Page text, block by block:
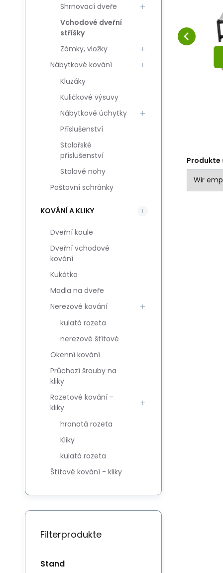
RABATT
150x80 cm
zadaszenie osłona
poliwęglan
MultiGarden
Favorit
Vergleichen Sie
DASZEK ŚCIENNY
OSŁANIAJĄCY WEJŚCIE
Dedykowany do montażu
nad drzwiami wejściowymi
Zabezpiecza wejśc
Produkte
Shrnovací dveře
Vchodové dveřní
stříšky
Zámky, vložky
Nábytkové kování
Kluzáky
Kuličkové výsuvy
Nábytkové úchytky
Příslušenství
Stolařské
příslušenství
Stolové nohy
Poštovní schránky
KOVÁNÍ A KLIKY
Dveřní koule
Dveřní vchodové
kování
Kukátka
Madla na dveře
Nerezové kování
kulatá rozeta
nerezové štítové
Okenní kování
Průchozí šrouby na
kliky
Rozetové kování -
kliky
hranatá rozeta
Kliky
kulatá rozeta
Štítové kování - kliky
Filterprodukte
Stand